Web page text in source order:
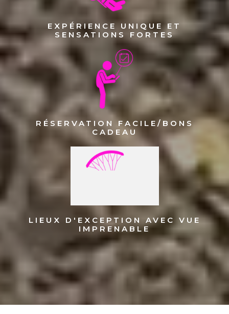
EXPÉRIENCE UNIQUE ET
SENSATIONS FORTES
RÉSERVATION FACILE/BONS
CADEAU
LIEUX D'EXCEPTION AVEC VUE
IMPRENABLE